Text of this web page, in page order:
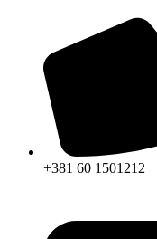
+381 60 1501212